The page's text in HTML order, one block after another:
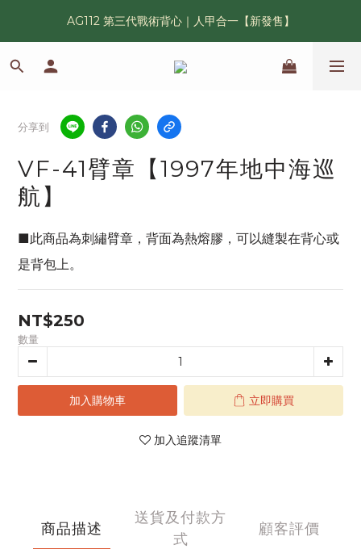
漢光42 傲骨紀念臂章｜滿 6500 贈送一片！
AG112 第三代戰術背心｜人甲合一【新發售】
鯊魚鰭圓邊帽｜高透氣、會呼吸的戰術奔尼帽
分享到
VF-41臂章【1997年地中海巡
航】
■此商品為刺繡臂章，背面為熱熔膠，可以縫製在背心或
是背包上。
NT$250
數量
加入購物車 立即購買
加入追蹤清單
商品描述
送貨及付款方
式
顧客評價